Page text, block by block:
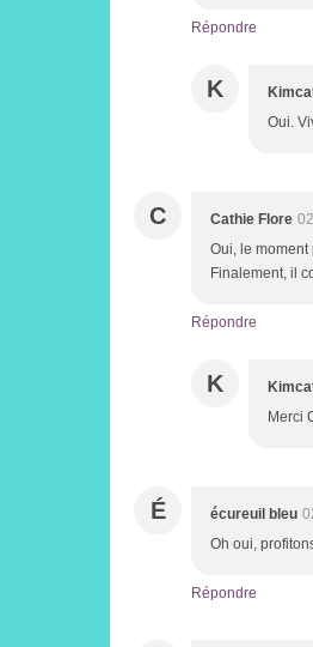
Répondre
K
Oui.
C Cathie Flore
Oui, le moment
Finalement, il
Répondre
K
Merci
É écureuil bleu
Oh oui,
Répondre